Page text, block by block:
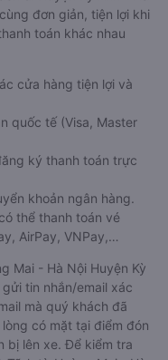
đơn giản, tiện lợi khi
toán khác nhau
cửa hàng tiện lợi và
quốc tế (Visa, Master
ký thanh toán trực
khoản ngân hàng.
thể thanh toán vé
AirPay, VNPay,…
Mai - Hà Nội Huyện Kỳ
tin nhắn/email xác
mà quý khách đã
có mặt tại điểm đón
bị lên xe. Để kiểm tra